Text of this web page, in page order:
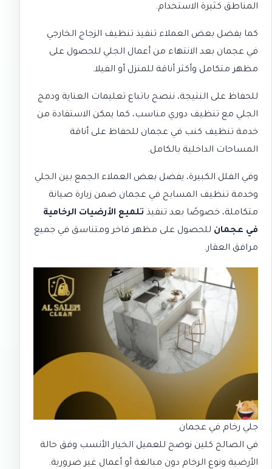
المناطق كثيرة الاستخدام.
كما يفضل بعض العملاء تنفيذ تنظيف الزجاج الخارجي
في عجمان بعد الانتهاء من أعمال الجلي للحصول على
مظهر متكامل وأكثر أناقة للمنزل أو الفيلا.
للحفاظ على النتيجة، ننصح باتباع تعليمات العناية ودمج
الجلي مع تنظيف دوري مناسب، كما يمكن الاستفادة من
خدمة تنظيف كنب في عجمان للحفاظ على أناقة
المساحات الداخلية بالكامل.
وفي الفلل الكبيرة، يفضل بعض العملاء الجمع بين الجلي
وخدمة تنظيف المسابح في عجمان ضمن زيارة صيانة
متكاملة، خصوصًا بعد تنفيذ تلميع الأرضيات الرخامية
في عجمان للحصول على مظهر فاخر ومتناسق في جميع
مرافق العقار.
جلي رخام في عجمان
في الصالح كلين نوضح للعميل الخيار الأنسب وفق حالة
الأرضية ونوع الرخام دون مبالغة أو أعمال غير ضرورية.